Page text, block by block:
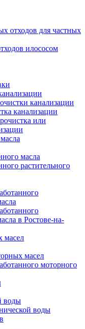
отходов для частных
илососом
канализации
канализации
или
масла
растительного
в Ростове-на-
масел
масел
моторного
воды
воды